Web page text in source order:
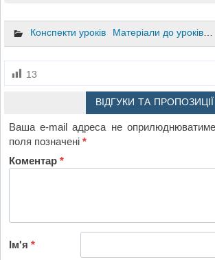
Конспекти уроків Матеріали до уроків
13
ВІДГУКИ ТА ПРОПОЗИЦІЇ
Ваша e-mail адреса не
поля позначені*
Коментар*
Ім'я*